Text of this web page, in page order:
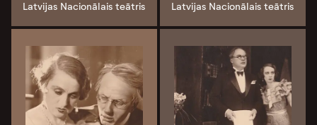
Latvijas Nacionālais teātris Latvijas Nacionālais teātris